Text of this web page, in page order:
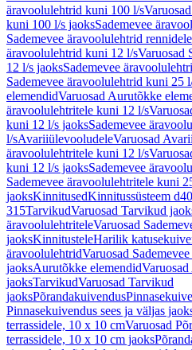
äravoolulehtrid kuni 100 l/s
kuni 100 l/s jaoksSademevee
Sademevee äravoolulehtrid
äravoolulehtrid kuni 12 l/sVaruosad
12 l/s jaoksSademevee
Sademevee äravoolulehtrid kuni 25
elemendidVaruosad Aurutõkke
äravoolulehtritele kuni 12 l/s
kuni 12 l/s jaoksSademevee
l/sAvariiülevooludeleVaruosad
äravoolulehtritele kuni 12 l/s
kuni 12 l/s jaoksSademevee
Sademevee äravoolulehtritele kuni
jaoksKinnitusedKinnitussüsteem
315TarvikudVaruosad Tarvikud
äravoolulehtriteleVaruosad
jaoksKinnitusteleHarilik
äravoolulehtridVaruosad
jaoksAurutõkke elemendid
jaoksTarvikudVaruosad Tarvikud
jaoksPõrandakuivendus
Pinnasekuivendus sees ja väljas
terrassidele, 10 x 10 cmVaruosad
terrassidele, 10 x 10 cm jaoks